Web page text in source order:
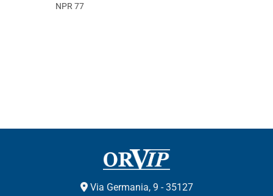
NPR 77
Via Germania, 9 - 35127